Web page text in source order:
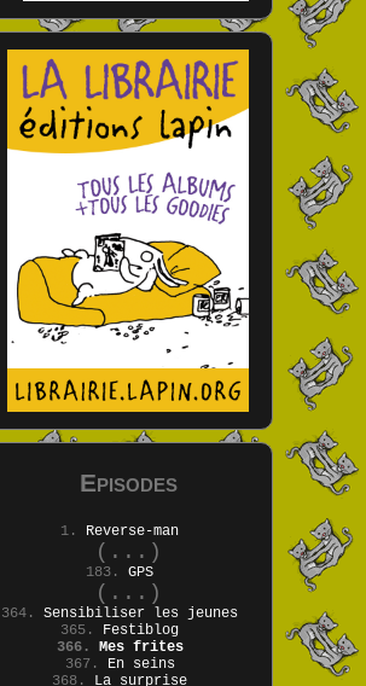
Episodes
1. Reverse-man
(...)
183. GPS
(...)
364. Sensibiliser les jeunes
365. Festiblog
366. Mes frites
367.
En seins
368. La surprise